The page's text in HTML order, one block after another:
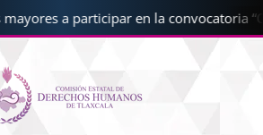
a participar en la convocatoria